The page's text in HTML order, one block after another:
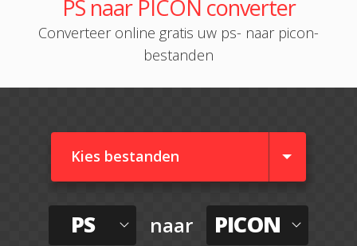
PS naar PICON converter
Converteer online gratis uw ps- naar picon-
bestanden
Kies bestanden
PS naar PICON